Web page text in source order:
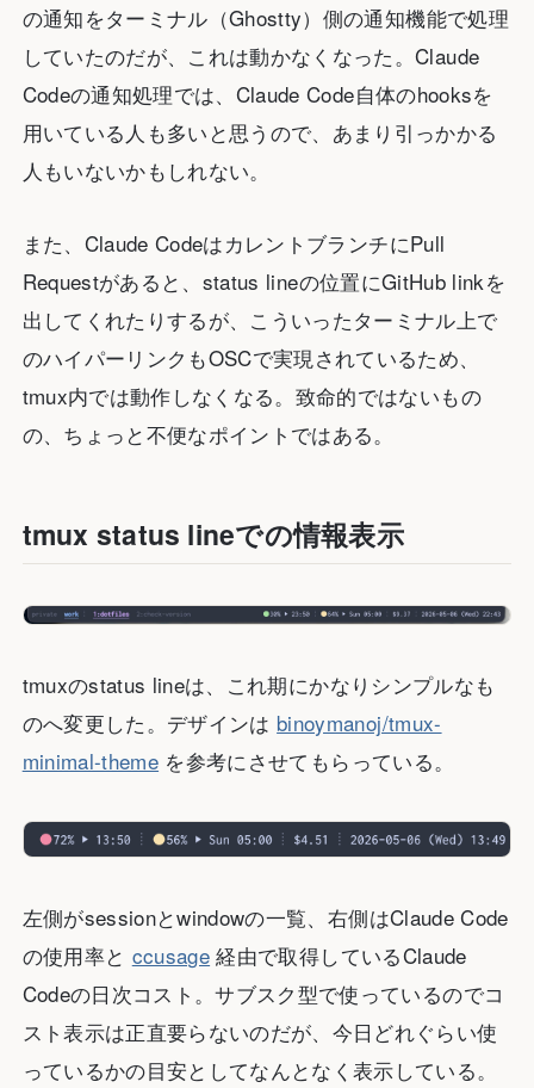
の通知をターミナル（Ghostty）側の通知機能で処理
していたのだが、これは動かなくなった。Claude
Codeの通知処理では、Claude Code自体のhooksを
用いている人も多いと思うので、あまり引っかかる
人もいないかもしれない。
また、Claude CodeはカレントブランチにPull
Requestがあると、status lineの位置にGitHub linkを
出してくれたりするが、こういったターミナル上で
のハイパーリンクもOSCで実現されているため、
tmux内では動作しなくなる。致命的ではないもの
の、ちょっと不便なポイントではある。
tmux status lineでの情報表示
tmuxのstatus lineは、これ期にかなりシンプルなも
のへ変更した。デザインは binoymanoj/tmux-
minimal-theme を参考にさせてもらっている。
左側がsessionとwindowの一覧、右側はClaude Code
の使用率と ccusage 経由で取得しているClaude
Codeの日次コスト。サブスク型で使っているのでコ
スト表示は正直要らないのだが、今日どれぐらい使
っているかの目安としてなんとなく表示している。